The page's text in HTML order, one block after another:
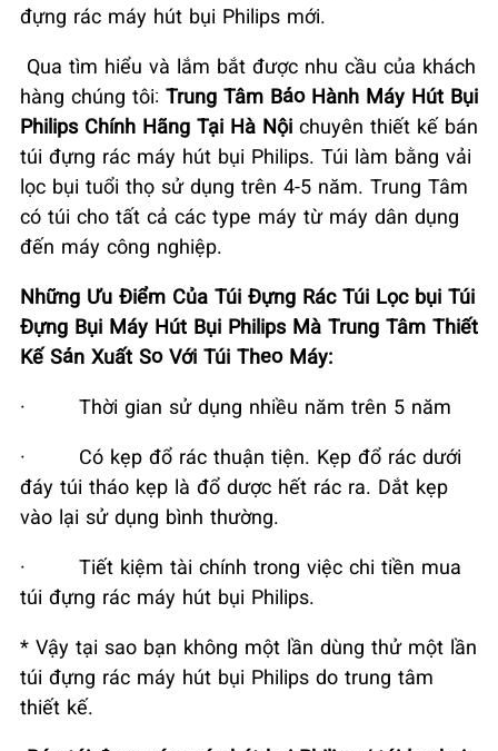
đựng rác máy hút bụi Philips mới.
Qua tìm hiểu và lắm bắt được nhu cầu của khách
hàng chúng tôi: Trung Tâm Bảo Hành Máy Hút Bụi
Philips Chính Hãng Tại Hà Nội chuyên thiết kế bán
túi đựng rác máy hút bụi Philips. Túi làm bằng vải
lọc bụi tuổi thọ sử dụng trên 4-5 năm. Trung Tâm
có túi cho tất cả các type máy từ máy dân dụng
đến máy công nghiệp.
Những Ưu Điểm Của Túi Đựng Rác Túi Lọc bụi Túi
Đựng Bụi Máy Hút Bụi Philips Mà Trung Tâm Thiết
Kế Sản Xuất So Với Túi Theo Máy:
· Thời gian sử dụng nhiều năm trên 5 năm
· Có kẹp đổ rác thuận tiện. Kẹp đổ rác dưới
đáy túi tháo kẹp là đổ dược hết rác ra. Dắt kẹp
vào lại sử dụng bình thường.
· Tiết kiệm tài chính trong việc chi tiền mua
túi đựng rác máy hút bụi Philips.
* Vậy tại sao bạn không một lần dùng thử một lần
túi đựng rác máy hút bụi Philips do trung tâm
thiết kế.